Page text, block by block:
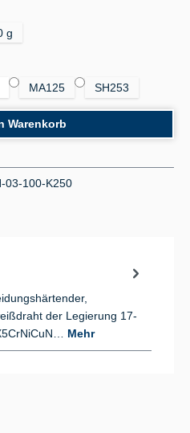
g
MA125 SH253
gewünschten Wert ein
Warenkorb
03-100-K250
der Legierung 17-
Mehr